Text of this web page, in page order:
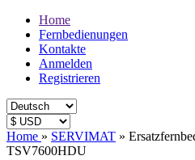
Home
Fernbedienungen
Kontakte
Anmelden
Registrieren
Home » SERVIMAT »
TSV7600HDU